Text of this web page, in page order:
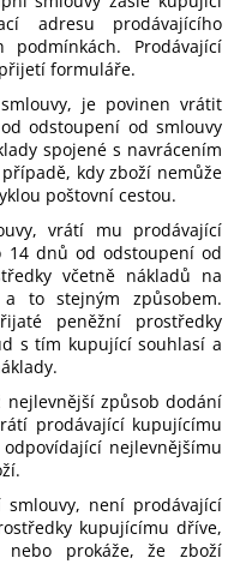
adresu prodávajícího
Prodávající
formuláře.
je povinen vrátit
odstoupení od smlouvy
spojené s navrácením
kdy zboží nemůže
poštovní cestou.
vrátí mu prodávající
14 dnů od odstoupení od
včetně nákladů na
to stejným způsobem.
peněžní prostředky
s tím kupující souhlasí a
způsob dodání
prodávající kupujícímu
nejlevnějšímu
není prodávající
kupujícímu dříve,
prokáže, že zboží